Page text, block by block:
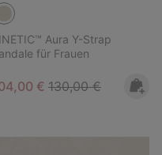
Aura Y-Strap
für Frauen
price:
€ Regular price:
130,00 €